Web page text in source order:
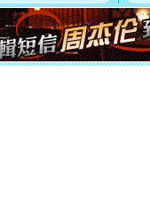
[元旦]如
起；二是
离。水晶
[元旦]当
泣，这痛